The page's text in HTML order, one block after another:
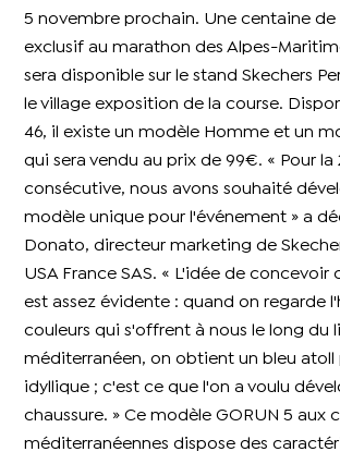
5 novembre prochain. Une centaine
exclusif au marathon des Alpes-
sera disponible sur le stand Skechers
le village exposition de la course.
46, il existe un modèle Homme et un
qui sera vendu au prix de 99€. « Pour la
consécutive, nous avons souhaité
modèle unique pour l'événement » a
Donato, directeur marketing de
USA France SAS. « L'idée de concevoir
est assez évidente : quand on regarde
couleurs qui s'offrent à nous le long du
méditerranéen, on obtient un bleu
idyllique ; c'est ce que l'on a voulu
chaussure. » Ce modèle GORUN 5 aux
méditerranéennes dispose des